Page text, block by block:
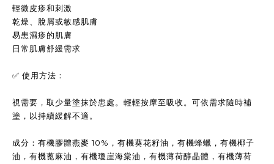
輕微皮疹和刺激
乾燥、脫屑或敏感肌膚
易患濕疹的肌膚
日常肌膚舒緩需求
✅ 使用方法：
視需要，取少量塗抹於患處。輕輕按摩至吸收。可依需求隨時補
塗，以持續緩解不適。
成分：有機膠體燕麥 10%，有機葵花籽油，有機蜂蠟，有機椰子
油，有機蓖麻油，有機瓊崖海棠油，有機薄荷醇晶體，有機薄荷